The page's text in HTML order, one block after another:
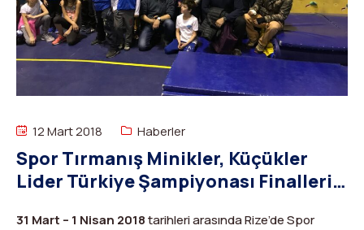
Dağ Evi
Kurullar
Yüksek Dağ Koşusu
Tırmanış Raporları
Anti-Doping
Yayınlar
DYS Şifre Başvuru Formu (Sadece Kulüp Yetkilileri)
12 Mart 2018 Haberler
Spor Tırmanış Minikler, Küçükler
Lider Türkiye Şampiyonası Finalleri
31 Mart – 1 Nisan 2018tarihleri arasında Rize’de Spor